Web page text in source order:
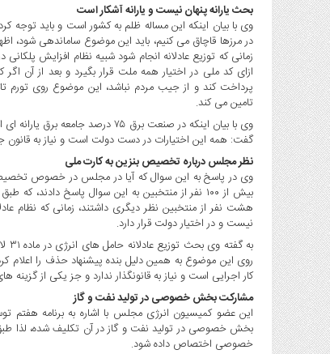
و
ارز
دیجیتال
کشاورزی
و
صنایع
غذایی
سیاسی
و
بین
الملل
نگاه
روز
گوناگون
بحث یارانه پنهان نیست و یارانه آشکار است
وی با بیان اینکه این مساله ظلم به کشور است و باید توجه
در مرزها قاچاق می کنیم، باید این موضوع ساماندهی شود،
زمانی که توزیع عادلانه انجام شود شبیه نظام افزایش
ازای کد ملی در اختیار همه ملت قرار بگیرد و بعد از
تامین می کند.
وی با بیان اینکه در صنعت برق ۷۵
گفت: همه این اختیارات در دست دولت است و نیاز به
نظر مجلس درباره تخصیص بنزین به کارت ملی
وی در پاسخ به این سوال که آیا در مجلس در خصوص تخصیص
بیش از ۱۰۰ نفر از منتخبین به این سوال پاسخ
هشت نفر از منتخبین نظر دیگری داشتند، زمانی که نظام
نیست و در اختیار دولت قرار دارد.
روی این موضوع به همین دلیل بنده پیشنهاد حذف را اعلام
کار اجرایی است و نیاز به قانونگذار ندارد و جز یکی از
مشارکت بخش خصوصی در تولید نفت و گاز
این عضو کمیسیون انرژی مجلس با اشاره به برنامه هفتم
خصوصی اختصاص داده شود.